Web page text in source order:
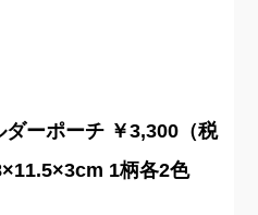
ダーポーチ ￥3,300（税
1柄各2色